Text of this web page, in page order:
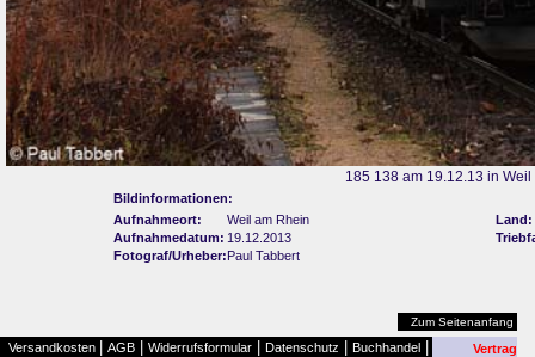
185 138 am 19.12.13 in
Bildinformationen:
Aufnahmeort:
Weil am Rhein
Land:
Aufnahmedatum: 19.12.2013
Fotograf/Urheber:Paul Tabbert
Zum Seitenanfang
Versandkosten AGB Widerrufsformular Datenschutz Buchhandel
Vertrag